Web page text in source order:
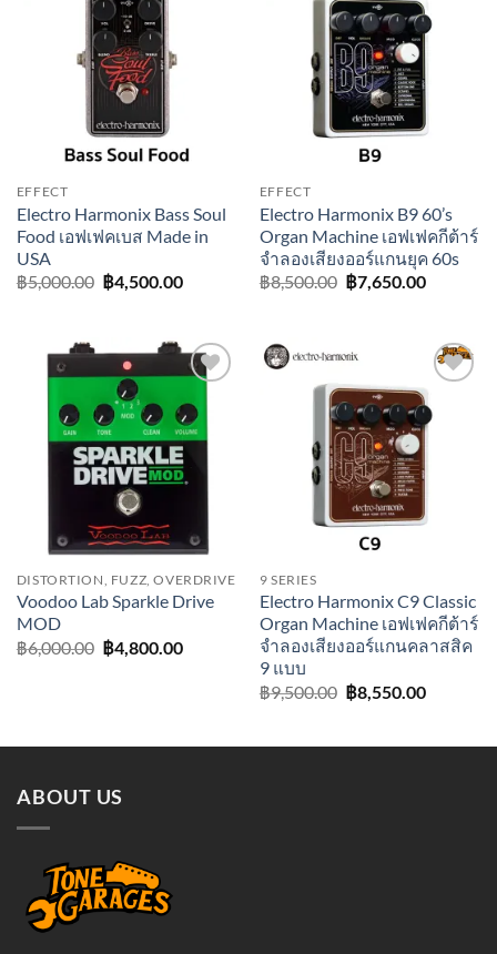
EFFECT
Electro Harmonix Bass Soul
Food เอฟเฟคเบส Made in
USA
฿5,000.00 Original
price
฿4,500.00Current
Add to
wishlist
EFFECT
Electro Harmonix B9 60’s
Organ Machine เอฟเฟคกีต้าร์
จำลองเสียงออร์แกนยุค 60s
฿8,500.00 Original
price
฿7,650.00Current
Add to
wishlist
DISTORTION, FUZZ, OVERDRIVE
Voodoo Lab Sparkle Drive
MOD
฿6,000.00 Original
price
฿4,800.00Current
฿4,800.00.
Add to
wishlist
9 SERIES
Electro Harmonix C9 Classic
Organ Machine เอฟเฟคกีต้าร์
จำลองเสียงออร์แกนคลาสสิค
9 แบบ
฿9,500.00 Original
price
฿8,550.00Current
ABOUT US